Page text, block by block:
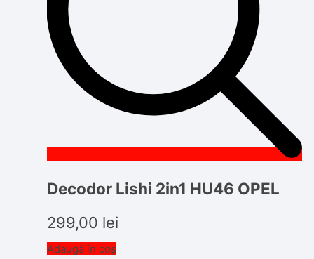
Decodor Lishi 2in1 HU46 OPEL
299,00 lei
Adaugă în coș